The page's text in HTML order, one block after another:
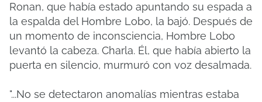
Ronan, que había estado apuntando su espada a
la espalda del Hombre Lobo, la bajó. Después de
un momento de inconsciencia, Hombre Lobo
levantó la cabeza. Charla. Él, que había abierto la
puerta en silencio, murmuró con voz desalmada.
"...No se detectaron anomalías mientras estaba